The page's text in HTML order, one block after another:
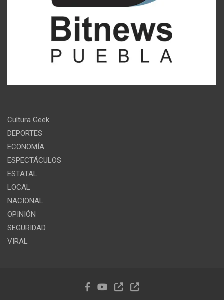
Cultura Geek
DEPORTES
ECONOMÍA
ESPECTÁCULOS
ESTATAL
LOCAL
NACIONAL
OPINIÓN
SEGURIDAD
VIRAL